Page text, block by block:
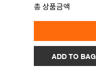
총 상품금액
ADD TO BAG